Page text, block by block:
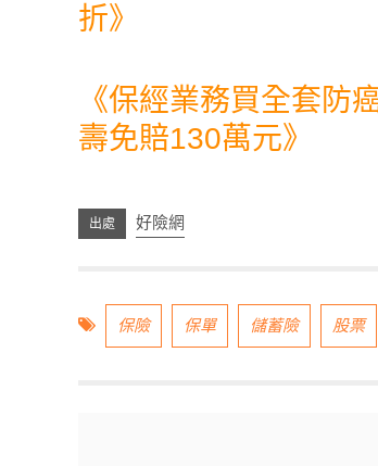
折》
《保經業務買全套防
壽免賠130萬元》
好險網
保險 保單 儲蓄險 股票